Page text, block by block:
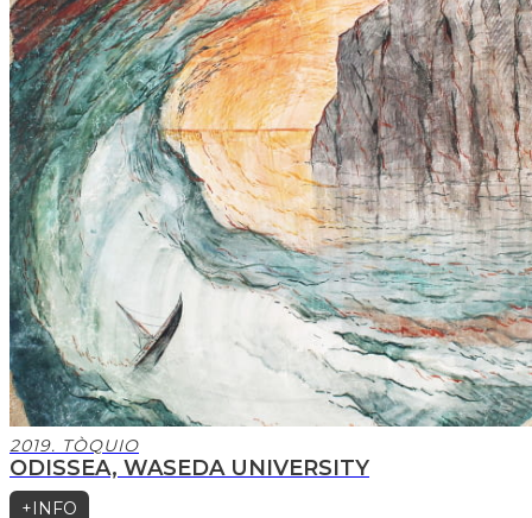
ODISSEA, WASEDA UNIVERSITY
2019. TÒQUIO
+INFO